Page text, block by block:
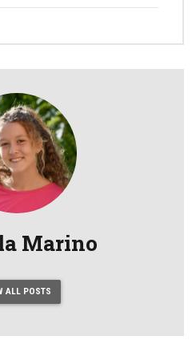
Marino
ALL POSTS